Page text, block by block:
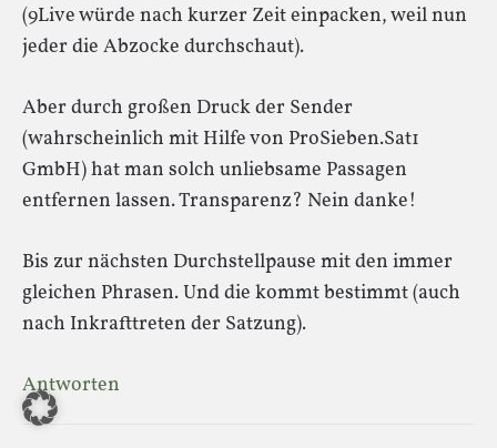
(9Live würde nach kurzer Zeit einpacken, weil nun
jeder die Abzocke durchschaut).
Aber durch großen Druck der Sender
(wahrscheinlich mit Hilfe von ProSieben.Sat1
GmbH) hat man solch unliebsame Passagen
entfernen lassen. Transparenz? Nein danke!
Bis zur nächsten Durchstellpause mit den immer
gleichen Phrasen. Und die kommt bestimmt (auch
nach Inkrafttreten der Satzung).
Antworten